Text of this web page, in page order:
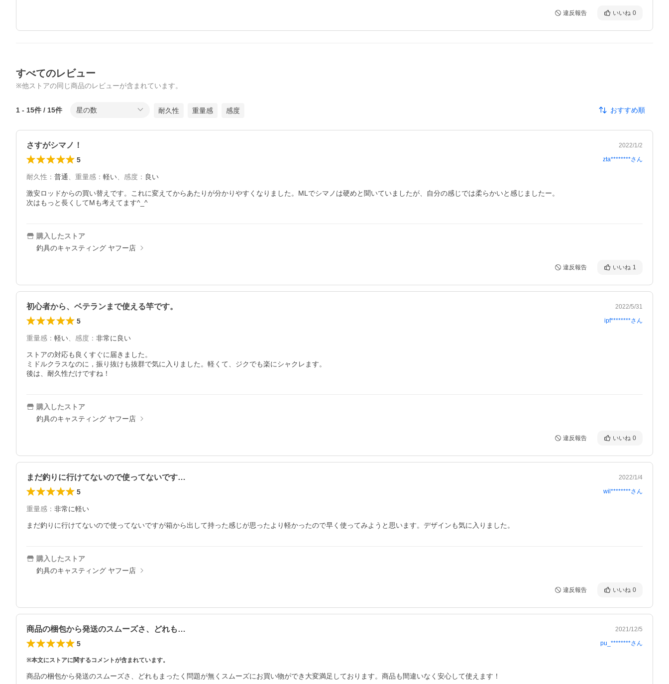
違反報告 いいね 0
すべてのレビュー
※他ストアの同じ商品のレビューが含まれています。
1 - 15件 / 15件 星の数 耐久性 重量感 感度 おすすめ順
さすがシマノ！ 2022/1/2
5 zta********さん
耐久性 ： 普通 、 重量感 ： 軽い、 感度 ： 良い
激安ロッドからの買い替えです。これに変えてからあたりが分かりやすくなりました。MLでシマノは硬めと聞いていましたが、自分の感じでは柔らかいと感じましたー。
次はもっと長くしてMも考えてます^_^
購入したストア
釣具のキャスティング ヤフー店
違反報告 いいね 1
初心者から、ベテランまで使える竿です。 2022/5/31
5 ipf********さん
重量感 ： 軽い、 感度 ： 非常に良い
ストアの対応も良くすぐに届きました。
ミドルクラスなのに，振り抜けも抜群で気に入りました。軽くて、ジクでも楽にシャクレます。
後は、耐久性だけですね！
購入したストア
釣具のキャスティング ヤフー店
違反報告 いいね 0
まだ釣りに行けてないので使ってないです… 2022/1/4
5 wil********さん
重量感 ： 非常に軽い
まだ釣りに行けてないので使ってないですが箱から出して持った感じが思ったより軽かったので早く使ってみようと思います。デザインも気に入りました。
購入したストア
釣具のキャスティング ヤフー店
違反報告 いいね 0
商品の梱包から発送のスムーズさ、どれも… 2021/12/5
5 pu_********さん
※本文にストアに関するコメントが含まれています。
商品の梱包から発送のスムーズさ、どれもまったく問題が無くスムーズにお買い物ができ大変満足しております。商品も間違いなく安心して使えます！